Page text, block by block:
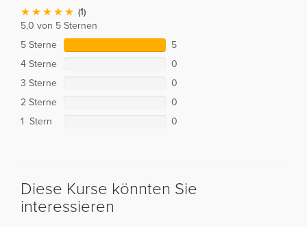
(1)
5,0 von 5 Sternen
5 Sterne
5
4 Sterne
0
3 Sterne
0
2 Sterne
0
1 Stern
0
Diese Kurse könnten Sie
interessieren